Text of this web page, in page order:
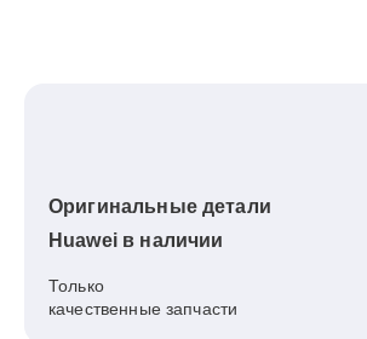
Оригинальные детали
Huawei в наличии
Только
качественные запчасти